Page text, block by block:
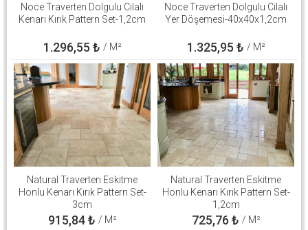
Noce Traverten Dolgulu Cilalı
Kenarı Kırık Pattern Set-1,2cm
1.296,55 ₺ / M²
Noce Traverten Dolgulu Cilalı
Yer Döşemesi-40x40x1,2cm
1.325,95 ₺ / M²
Natural Traverten Eskitme
Honlu Kenarı Kırık Pattern Set-
3cm
915,84₺ / M²
Natural Traverten Eskitme
Honlu Kenarı Kırık Pattern Set-
1,2cm
725,76 ₺ / M²